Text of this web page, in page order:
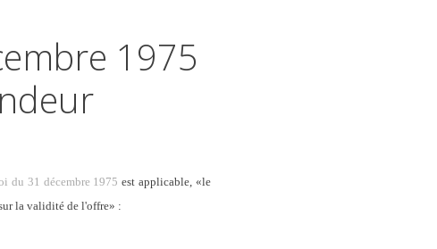
1975
du 31 décembre 1975 est applicable, «le
la validité de l'offre» :